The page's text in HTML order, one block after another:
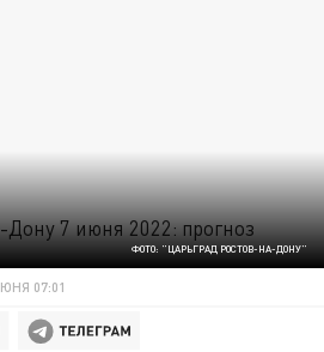
ФОТО: "ЦАРЬГРАД РОСТОВ-НА-ДОНУ"
07:01